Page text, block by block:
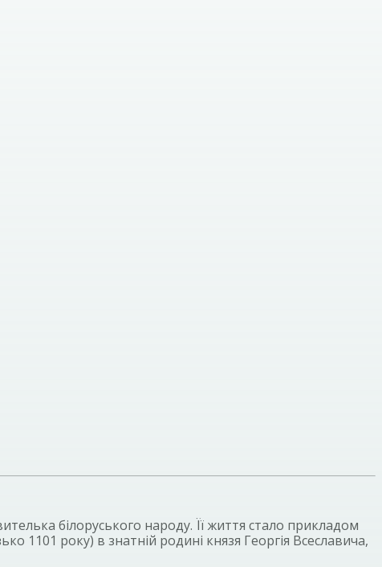
білоруського народу. Її життя стало прикладом
1101 року) в знатній родині князя Георгія Всеславича,